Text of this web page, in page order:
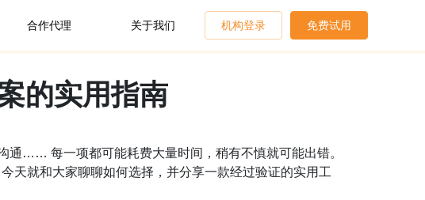
合作代理 关于我们 机构登录 免费试用
的实用指南
…… 每一项都可能耗费大量时间，稍有不慎就可能出错。
天就和大家聊聊如何选择，并分享一款经过验证的实用工